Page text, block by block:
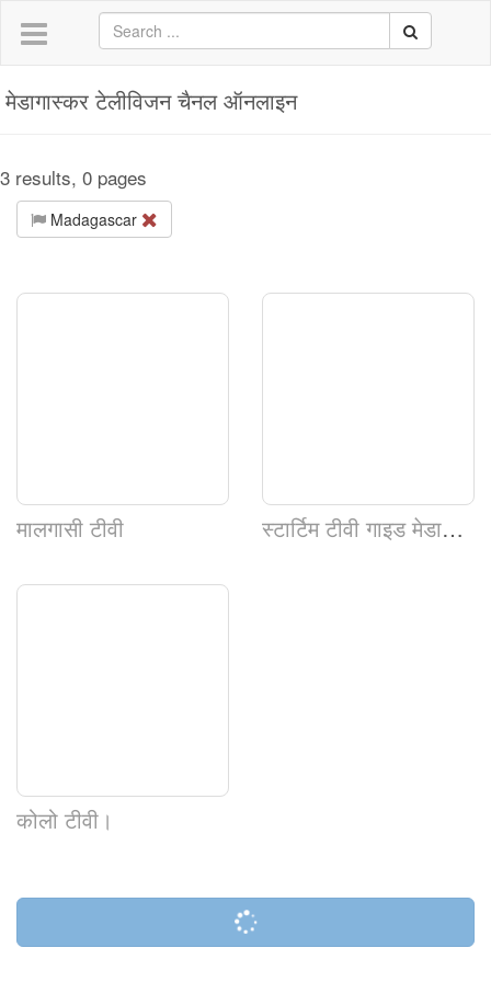
मेडागास्कर टेलीविजन चैनल ऑनलाइन
3 results, 0 pages
Madagascar
मालगासी टीवी स्टार्टिम टीवी गाइड मेडागास्कर
कोलो टीवी।